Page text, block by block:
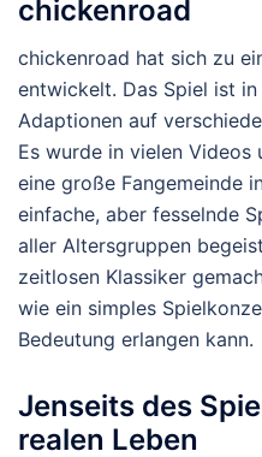
chickenroad
chickenroad hat sich zu
entwickelt. Das Spiel ist
Adaptionen auf
Es wurde in vielen
eine große Fangemeinde
einfache, aber fesselnde
aller Altersgruppen
zeitlosen Klassiker
wie ein simples
Bedeutung erlangen kann.
Jenseits des
realen Leben